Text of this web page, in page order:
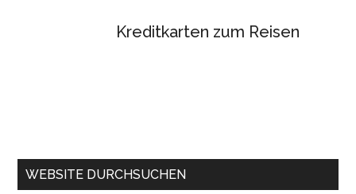
Kreditkarten zum Reisen
WEBSITE DURCHSUCHEN